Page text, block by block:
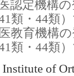
認定機構
類・44類
教育機構
類・44類
of